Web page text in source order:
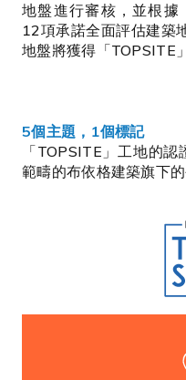
地盤進行審核，並根據
12項承諾全面評估建築
地盤將獲得「TOPSITE
5個主題，1個標記
「TOPSITE」工地的
範疇的布依格建築旗下的